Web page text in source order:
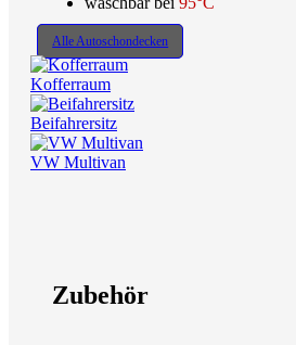
Alle Autoschondecken
Kofferraum
Beifahrersitz
VW Multivan
Zubehör